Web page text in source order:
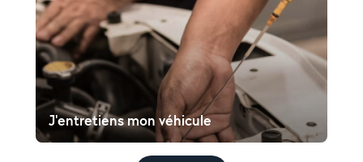
J'entretiens mon véhicule